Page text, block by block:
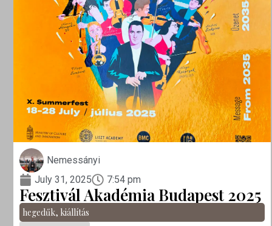
Nemessányi
July 31, 2025
7:54 pm
Fesztivál Akadémia Budapest 2025
hegedűk, kiállítás